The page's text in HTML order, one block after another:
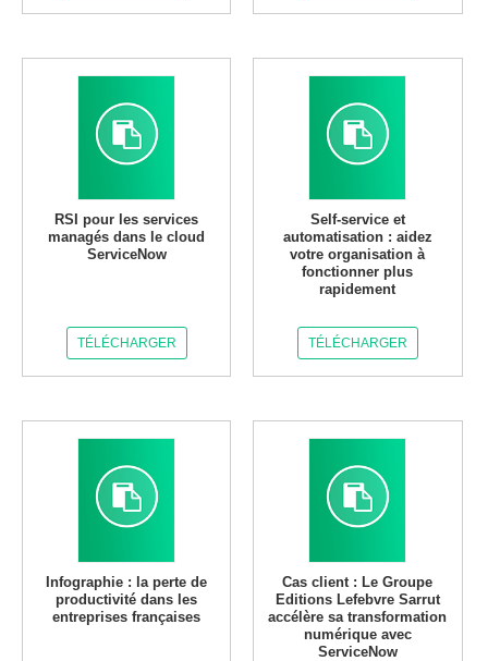
RSI pour les services
managés dans le cloud
ServiceNow
TÉLÉCHARGER
Self-service et
automatisation : aidez
votre organisation à
fonctionner plus
rapidement
TÉLÉCHARGER
Infographie : la perte de
productivité dans les
entreprises françaises
Cas client : Le Groupe
Editions Lefebvre Sarrut
accélère sa transformation
numérique avec
ServiceNow